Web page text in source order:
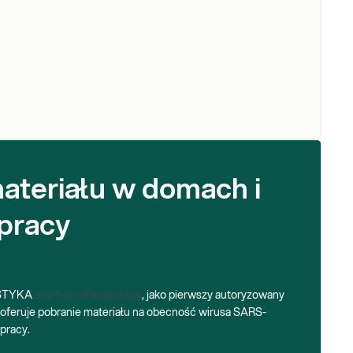
w domach i
start-up uPacjenta.pl, jako pierwszy autoryzowany
pobranie materiału na obecność wirusa SARS-